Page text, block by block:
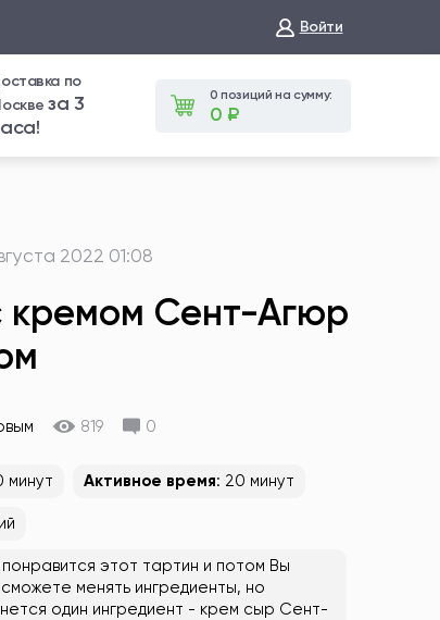
Войти
по
за 3
0 позиций на сумму:
0 ₽
2022 01:08
кремом Сент-Агюр
819 0
минут Активное время: 20 минут
этот тартин и потом Вы
менять ингредиенты, но
один ингредиент - крем сыр Сент-